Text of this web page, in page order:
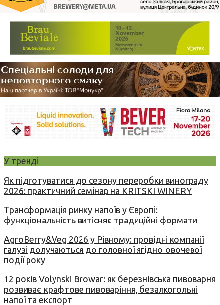
У тренді
Як підготуватися до сезону переробки винограду
2026: практичний семінар на KRITSKI WINERY
Трансформація ринку напоїв у Європі:
функціональність витісняє традиційні формати
AgroBerry&Veg 2026 у Рівному: провідні компанії
галузі долучаються до головної ягідно-овочевої
події року
12 років Volynski Browar: як березнівська пивоварня
розвиває крафтове пивоваріння, безалкогольні
напої та експорт